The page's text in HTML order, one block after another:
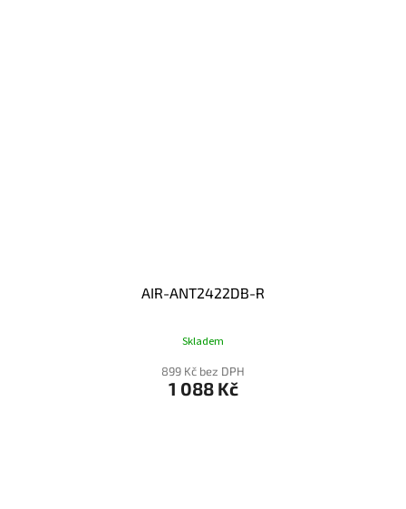
AIR-ANT2422DB-R
Skladem
899 Kč bez DPH
1 088 Kč